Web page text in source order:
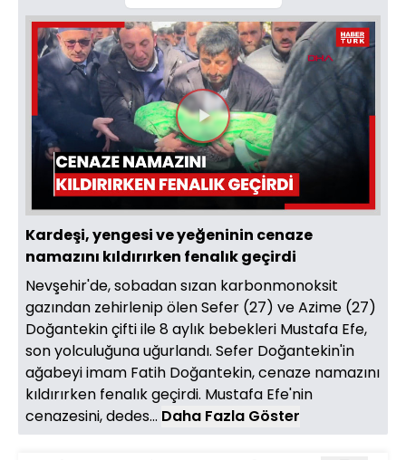
Videoyu
Oynat
Kardeşi, yengesi ve yeğeninin cenaze
namazını kıldırırken fenalık geçirdi
Nevşehir'de, sobadan sızan karbonmonoksit
gazından zehirlenip ölen Sefer (27) ve Azime (27)
Doğantekin çifti ile 8 aylık bebekleri Mustafa Efe,
son yolculuğuna uğurlandı. Sefer Doğantekin'in
ağabeyi imam Fatih Doğantekin, cenaze namazını
kıldırırken fenalık geçirdi. Mustafa Efe'nin
cenazesini, dedes... Daha Fazla Göster